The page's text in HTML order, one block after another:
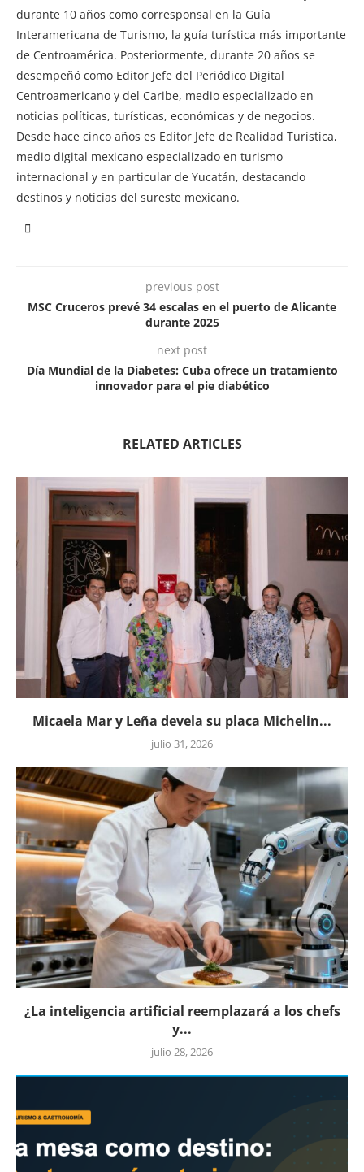
durante 10 años como corresponsal en la Guía
Interamericana de Turismo, la guía turística más importante
de Centroamérica. Posteriormente, durante 20 años se
desempeñó como Editor Jefe del Periódico Digital
Centroamericano y del Caribe, medio especializado en
noticias políticas, turísticas, económicas y de negocios.
Desde hace cinco años es Editor Jefe de Realidad Turística,
medio digital mexicano especializado en turismo
internacional y en particular de Yucatán, destacando
destinos y noticias del sureste mexicano.
previous post
MSC Cruceros prevé 34 escalas en el puerto de Alicante
durante 2025
next post
Día Mundial de la Diabetes: Cuba ofrece un tratamiento
innovador para el pie diabético
RELATED ARTICLES
Micaela Mar y Leña devela su placa Michelin...
julio 31, 2026
¿La inteligencia artificial reemplazará a los chefs
y...
julio 28, 2026